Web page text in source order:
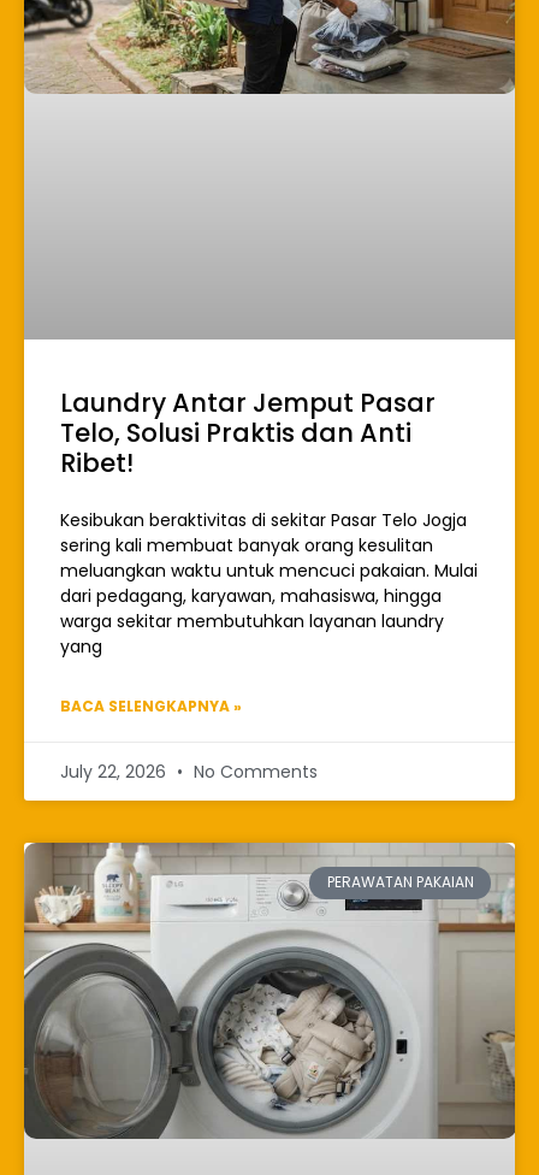
Laundry Antar Jemput Pasar
Telo, Solusi Praktis dan Anti
Ribet!
Kesibukan beraktivitas di sekitar Pasar Telo Jogja
sering kali membuat banyak orang kesulitan
meluangkan waktu untuk mencuci pakaian. Mulai
dari pedagang, karyawan, mahasiswa, hingga
warga sekitar membutuhkan layanan laundry
yang
BACA SELENGKAPNYA »
July 22, 2026 No Comments
PERAWATAN PAKAIAN